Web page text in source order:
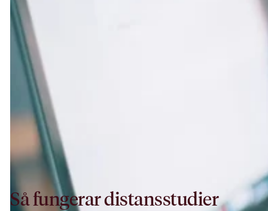
Så fungerar distansstudier